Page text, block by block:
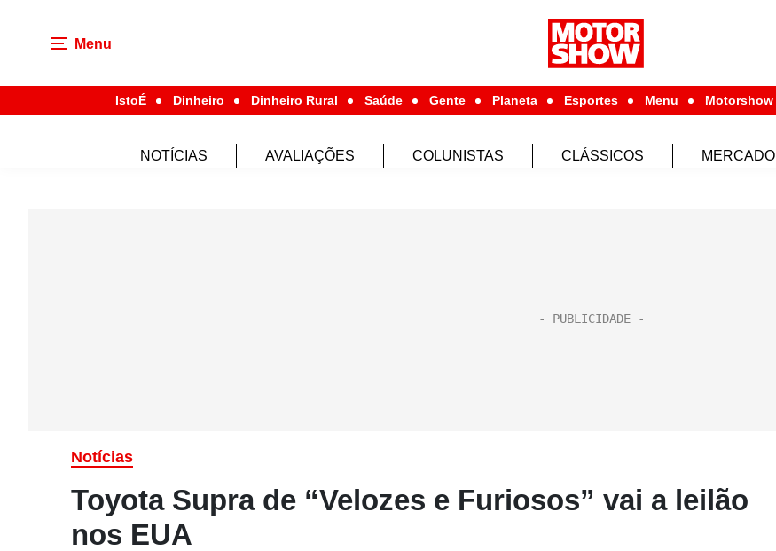
Menu
IstoÉ Dinheiro Dinheiro Rural Saúde Gente Planeta Esportes Menu Motorshow
NOTÍCIAS AVALIAÇÕES COLUNISTAS CLÁSSICOS MERCADO
Notícias
Toyota Supra de “Velozes e Furiosos” vai a leilão
nos EUA